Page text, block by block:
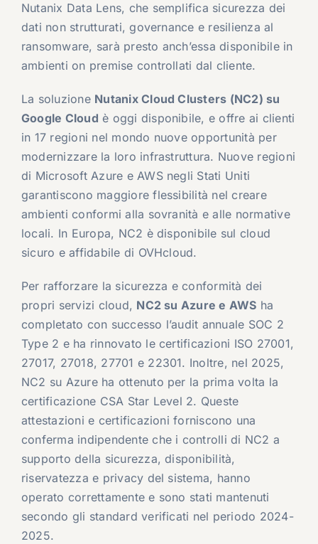
Nutanix Data Lens, che semplifica sicurezza dei
dati non strutturati, governance e resilienza al
ransomware, sarà presto anch’essa disponibile in
ambienti on premise controllati dal cliente.
La soluzione Nutanix Cloud Clusters (NC2) su
Google Cloud è oggi disponibile, e offre ai clienti
in 17 regioni nel mondo nuove opportunità per
modernizzare la loro infrastruttura. Nuove regioni
di Microsoft Azure e AWS negli Stati Uniti
garantiscono maggiore flessibilità nel creare
ambienti conformi alla sovranità e alle normative
locali. In Europa, NC2 è disponibile sul cloud
sicuro e affidabile di OVHcloud.
Per rafforzare la sicurezza e conformità dei
propri servizi cloud, NC2 su Azure e AWS ha
completato con successo l’audit annuale SOC 2
Type 2 e ha rinnovato le certificazioni ISO 27001,
27017, 27018, 27701 e 22301. Inoltre, nel 2025,
NC2 su Azure ha ottenuto per la prima volta la
certificazione CSA Star Level 2. Queste
attestazioni e certificazioni forniscono una
conferma indipendente che i controlli di NC2 a
supporto della sicurezza, disponibilità,
riservatezza e privacy del sistema, hanno
operato correttamente e sono stati mantenuti
secondo gli standard verificati nel periodo 2024-
2025.